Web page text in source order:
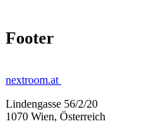
Footer
nextroom.at
Lindengasse 56/2/20
1070 Wien, Österreich